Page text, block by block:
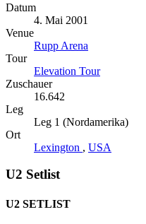
Datum
4. Mai 2001
Venue
Rupp Arena
Tour
Elevation Tour
Zuschauer
16.642
Leg
Leg 1 (Nordamerika)
Ort
Lexington , USA
U2 Setlist
U2 SETLIST